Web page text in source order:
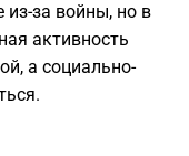
из-за войны, но в
активность
а социально-